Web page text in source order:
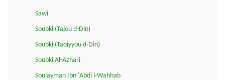
Sawi
Soubki (Tajou d-Din)
Soubki (Taqiyyou d-Din)
Soubki Al-Azhari
Soulayman Ibn 'Abdi l-Wahhab